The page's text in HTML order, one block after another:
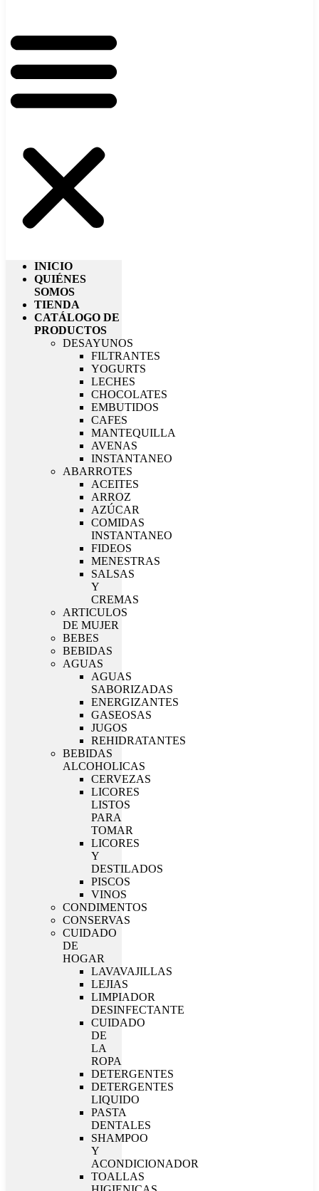
INICIO
QUIÉNES
SOMOS
TIENDA
CATÁLOGO DE
PRODUCTOS
DESAYUNOS
FILTRANTES
YOGURTS
LECHES
CHOCOLATES
EMBUTIDOS
CAFES
MANTEQUILLA
AVENAS
INSTANTANEO
ABARROTES
ACEITES
ARROZ
AZÚCAR
COMIDAS
INSTANTANEO
FIDEOS
MENESTRAS
SALSAS
Y
CREMAS
ARTICULOS
DE MUJER
BEBES
BEBIDAS
AGUAS
AGUAS
SABORIZADAS
ENERGIZANTES
GASEOSAS
JUGOS
REHIDRATANTES
BEBIDAS
ALCOHOLICAS
CERVEZAS
LICORES
LISTOS
PARA
TOMAR
LICORES
Y
DESTILADOS
PISCOS
VINOS
CONDIMENTOS
CONSERVAS
CUIDADO
DE
HOGAR
LAVAVAJILLAS
LEJIAS
LIMPIADOR
DESINFECTANTE
CUIDADO
DE
LA
ROPA
DETERGENTES
DETERGENTES
LIQUIDO
PASTA
DENTALES
SHAMPOO
Y
ACONDICIONADOR
TOALLAS